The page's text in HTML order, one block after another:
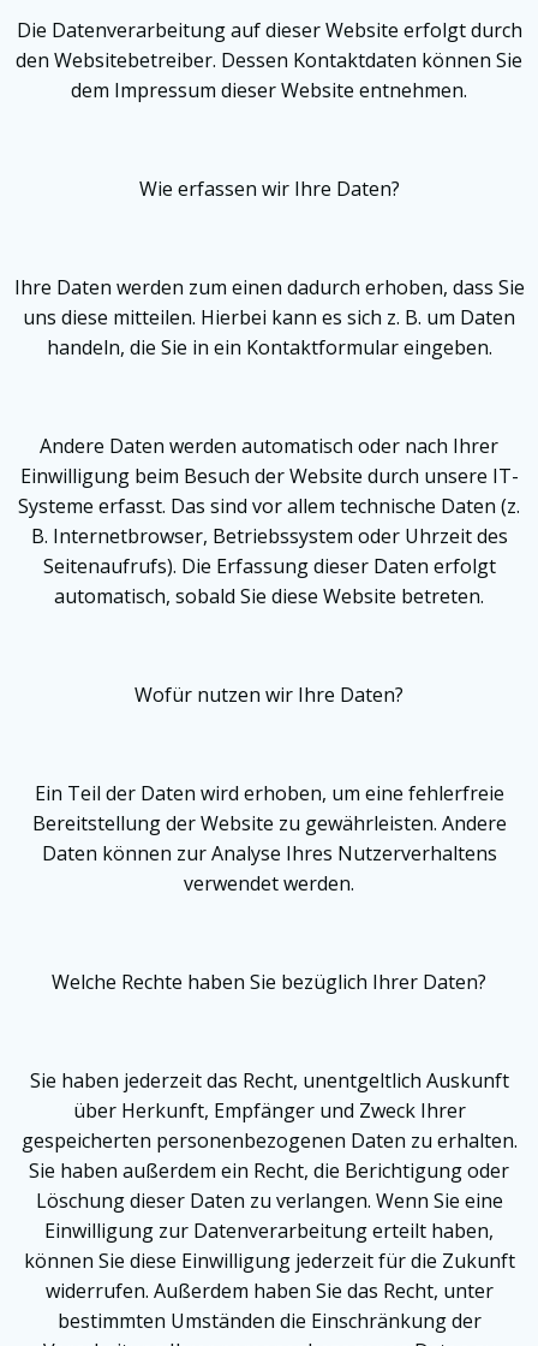
Die Datenverarbeitung auf dieser Website erfolgt durch
den Websitebetreiber. Dessen Kontaktdaten können Sie
dem Impressum dieser Website entnehmen.
Wie erfassen wir Ihre Daten?
Ihre Daten werden zum einen dadurch erhoben, dass Sie
uns diese mitteilen. Hierbei kann es sich z. B. um Daten
handeln, die Sie in ein Kontaktformular eingeben.
Andere Daten werden automatisch oder nach Ihrer
Einwilligung beim Besuch der Website durch unsere IT-
Systeme erfasst. Das sind vor allem technische Daten (z.
B. Internetbrowser, Betriebssystem oder Uhrzeit des
Seitenaufrufs). Die Erfassung dieser Daten erfolgt
automatisch, sobald Sie diese Website betreten.
Wofür nutzen wir Ihre Daten?
Ein Teil der Daten wird erhoben, um eine fehlerfreie
Bereitstellung der Website zu gewährleisten. Andere
Daten können zur Analyse Ihres Nutzerverhaltens
verwendet werden.
Welche Rechte haben Sie bezüglich Ihrer Daten?
Sie haben jederzeit das Recht, unentgeltlich Auskunft
über Herkunft, Empfänger und Zweck Ihrer
gespeicherten personenbezogenen Daten zu erhalten.
Sie haben außerdem ein Recht, die Berichtigung oder
Löschung dieser Daten zu verlangen. Wenn Sie eine
Einwilligung zur Datenverarbeitung erteilt haben,
können Sie diese Einwilligung jederzeit für die Zukunft
widerrufen. Außerdem haben Sie das Recht, unter
bestimmten Umständen die Einschränkung der